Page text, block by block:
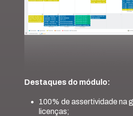
Destaques do módulo:
100% de assertividade na
licenças;